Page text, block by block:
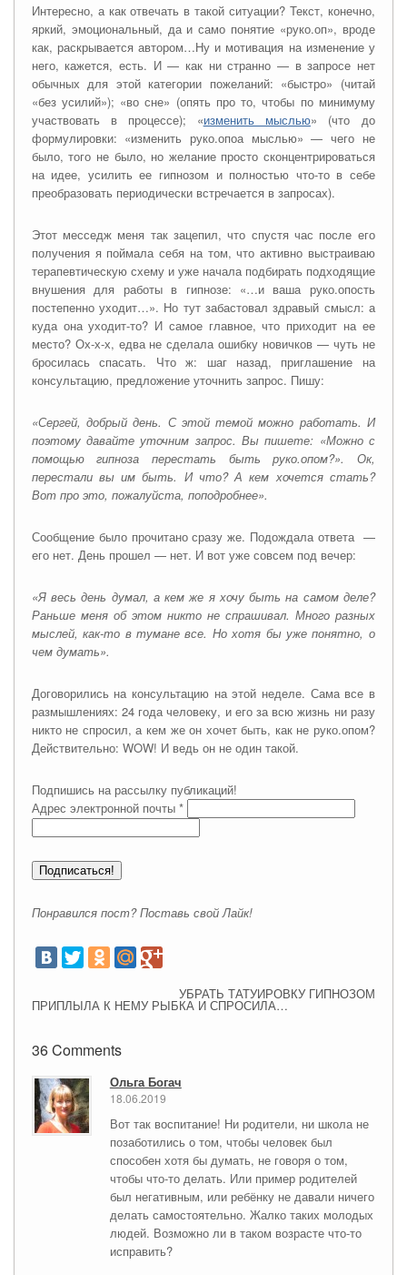
Интересно, а как отвечать в такой ситуации? Текст, конечно,
яркий, эмоциональный, да и само понятие «руко.оп», вроде
как, раскрывается автором…Ну и мотивация на изменение у
него, кажется, есть. И — как ни странно — в запросе нет
обычных для этой категории пожеланий: «быстро» (читай
«без усилий»); «во сне» (опять про то, чтобы по минимуму
участвовать в процессе); «изменить мыслью» (что до
формулировки: «изменить руко.опоа мыслью» — чего не
было, того не было, но желание просто сконцентрироваться
на идее, усилить ее гипнозом и полностью что-то в себе
преобразовать периодически встречается в запросах).
Этот месседж меня так зацепил, что спустя час после его
получения я поймала себя на том, что активно выстраиваю
терапевтическую схему и уже начала подбирать подходящие
внушения для работы в гипнозе: «…и ваша руко.опость
постепенно уходит…». Но тут забастовал здравый смысл: а
куда она уходит-то? И самое главное, что приходит на ее
место? Ох-х-х, едва не сделала ошибку новичков — чуть не
бросилась спасать. Что ж: шаг назад, приглашение на
консультацию, предложение уточнить запрос. Пишу:
«Сергей, добрый день. С этой темой можно работать. И
поэтому давайте уточним запрос. Вы пишете: «Можно с
помощью гипноза перестать быть руко.опом?». Ок,
перестали вы им быть. И что? А кем хочется стать?
Вот про это, пожалуйста, поподробнее».
Сообщение было прочитано сразу же. Подождала ответа —
его нет. День прошел — нет. И вот уже совсем под вечер:
«Я весь день думал, а кем же я хочу быть на самом деле?
Раньше меня об этом никто не спрашивал. Много разных
мыслей, как-то в тумане все. Но хотя бы уже понятно, о
чем думать».
Договорились на консультацию на этой неделе. Сама все в
размышлениях: 24 года человеку, и его за всю жизнь ни разу
никто не спросил, а кем же он хочет быть, как не руко.опом?
Действительно: WOW! И ведь он не один такой.
Подпишись на рассылку публикаций!
Адрес электронной почты *
Понравился пост? Поставь свой Лайк!
УБРАТЬ ТАТУИРОВКУ ГИПНОЗОМ
ПРИПЛЫЛА К НЕМУ РЫБКА И СПРОСИЛА…
36 Comments
Ольга Богач
18.06.2019
Вот так воспитание! Ни родители, ни школа не
позаботились о том, чтобы человек был
способен хотя бы думать, не говоря о том,
чтобы что-то делать. Или пример родителей
был негативным, или ребёнку не давали ничего
делать самостоятельно. Жалко таких молодых
людей. Возможно ли в таком возрасте что-то
исправить?